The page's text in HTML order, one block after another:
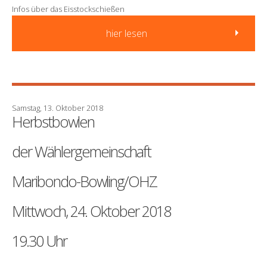
Infos über das Eisstockschießen
hier lesen
Samstag, 13. Oktober 2018
Herbstbowlen
der Wählergemeinschaft
Maribondo-Bowling/OHZ
Mittwoch, 24. Oktober 2018
19.30 Uhr